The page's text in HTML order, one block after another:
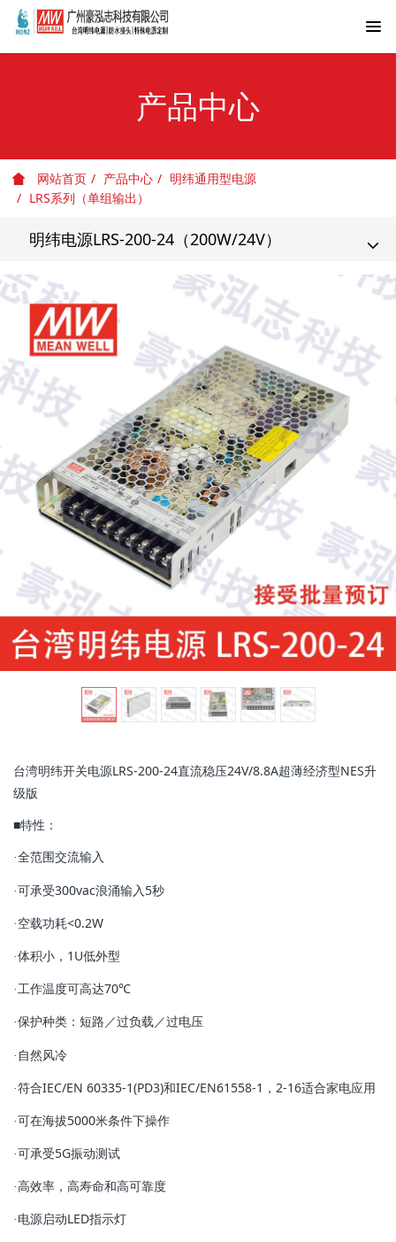
产品中心
网站首页 产品中心
明纬通用型电源
LRS系列（单组输出）
T
g
l
e
n
a
i
明纬电源LRS-200-24（200W/24V）
台湾明纬开关电源LRS-200-24直流稳压24V/8.8A超薄经济型NES升
级版
■特性：
·全范围交流输入
·可承受300vac浪涌输入5秒
· 空载功耗<0.2W
·体积小，1U低外型
·工作温度可高达70℃
·保护种类：短路／过负载／过电压
· 自然风冷
·符合IEC/EN 60335-1(PD3)和IEC/EN61558-1，2-16适合家电应用
·可在海拔5000米条件下操作
·可承受5G振动测试
·高效率，高寿命和高可靠度
· 电源启动LED指示灯